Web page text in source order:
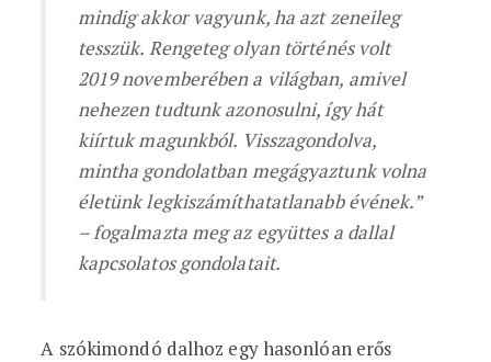
mindig akkor vagyunk, ha azt zeneileg
tesszük. Rengeteg olyan történés volt
2019 novemberében a világban, amivel
nehezen tudtunk azonosulni, így hát
kiírtuk magunkból. Visszagondolva,
mintha gondolatban megágyaztunk volna
életünk legkiszámíthatatlanabb évének.”
– fogalmazta meg az együttes a dallal
kapcsolatos gondolatait.
A szókimondó dalhoz egy hasonlóan erős